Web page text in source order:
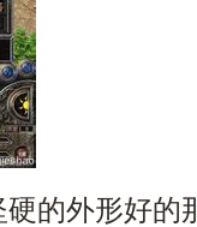
的外形好的